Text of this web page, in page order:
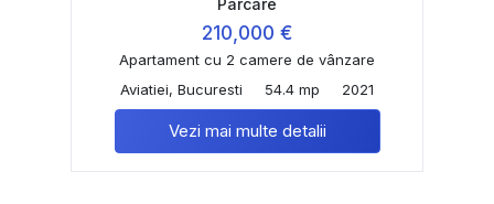
Parcare
210,000 €
Apartament cu 2 camere de vânzare
Aviatiei, Bucuresti
54.4 mp 2021
Vezi mai multe detalii